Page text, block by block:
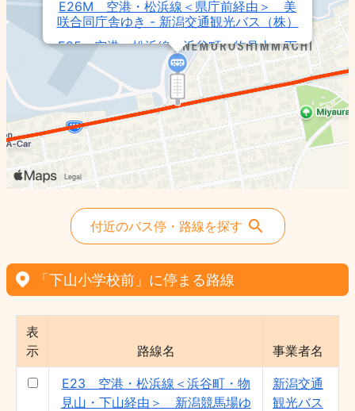
E26M 空港・松浜線＜県庁前経由＞ 美
咲合同庁舎ゆき - 新潟交通観光バス（株）
E25 空港・松浜線＜浜谷町・物見山・下
山経由＞ 新潟医療福祉大学ゆき - 新潟交
通観光バス（株）
空港・松浜線 - 新潟交通（株）
E20M 空港・松浜線 美咲合同庁舎ゆき
- 新潟交通観光バス（株）
E23 空港・松浜線＜浜谷町・物見山・下
山経由＞ 新潟競馬場ゆき - 新潟交通観光
E24 空港・松浜線＜浜谷町・下山・島見
町経由＞ 北部営業所ゆき - 新潟交通観光
E27 空港・松浜線＜南高校前経由＞ 江
南高校前ゆき - 新潟交通観光バス（株）
付近のバス停・路線を探す
「下山小学校前」に停まる路線
表
示
路線名 事業者名
E23 空港・松浜線＜浜谷町・物
見山・下山経由＞ 新潟競馬場ゆ
新潟交通
観光バス